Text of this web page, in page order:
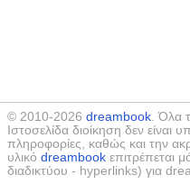
© 2010-2026 dreambook. Όλα
Ιστοσελίδα διοίκηση δεν είναι
πληροφορίες, καθώς και την
υλικό dreambook επιτρέπεται
διαδικτύου - hyperlinks) για